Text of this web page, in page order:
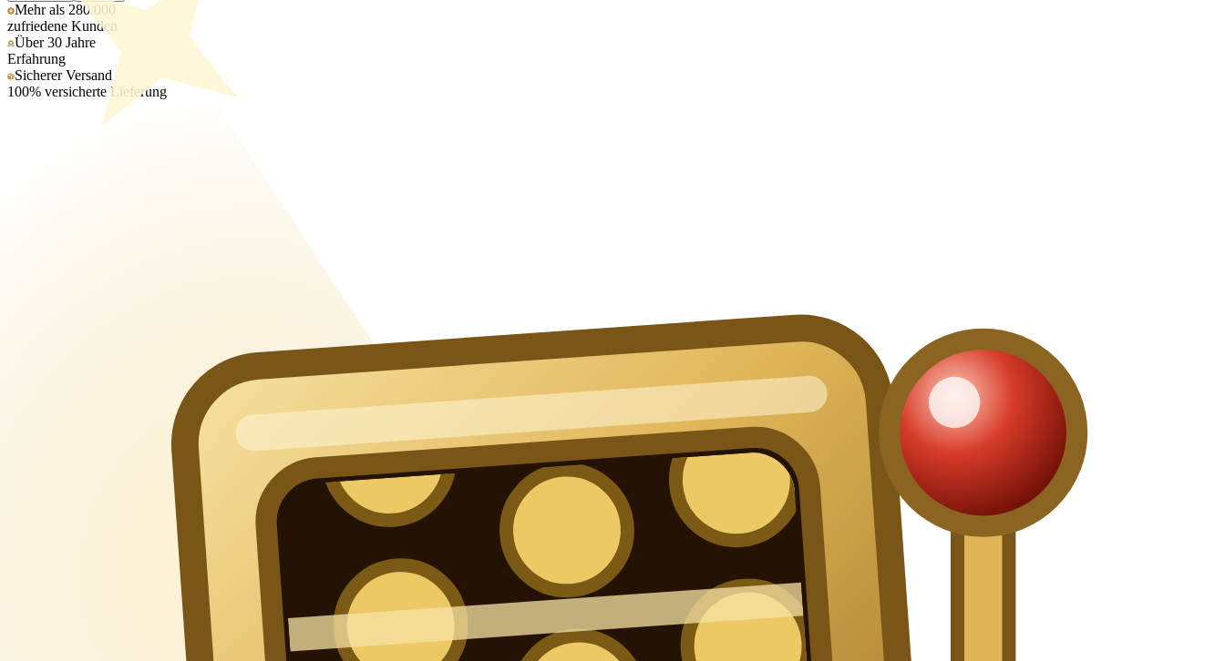
Mehr als 280.000
zufriedene Kunden
Über 30 Jahre
Erfahrung
Sicherer Versand
100% versicherte Lieferung